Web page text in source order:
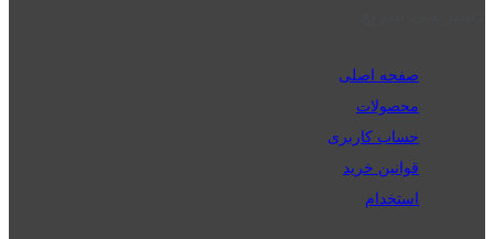
صفحه اصلی
محصولات
حساب کاربری
قوانین خرید
استخدام